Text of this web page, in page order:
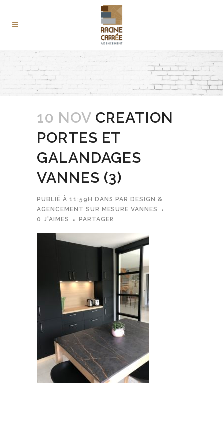
10 NOV CREATION
PORTES ET
GALANDAGES
VANNES (3)
PUBLIÉ À 11:59H DANS PAR DESIGN &
AGENCEMENT SUR MESURE VANNES
0 J'AIMES PARTAGER